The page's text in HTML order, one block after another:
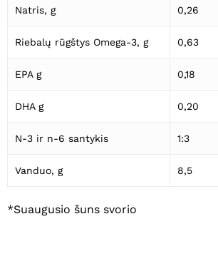
Natris, g 0,26
Riebalų rūgštys Omega-3, g 0,63
EPA g 0,18
DHA g 0,20
N-3 ir n-6 santykis 1:3
Vanduo, g 8,5
*Suaugusio šuns svorio